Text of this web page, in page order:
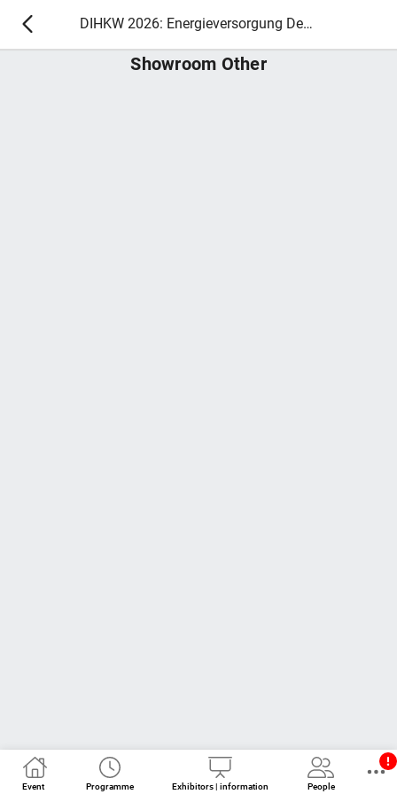
DIHKW 2026: Energieversorgung Deutschlands – im Wandel zur CO2-armen Erzeugung
Showroom Other
Event Programme Exhibitors | information People